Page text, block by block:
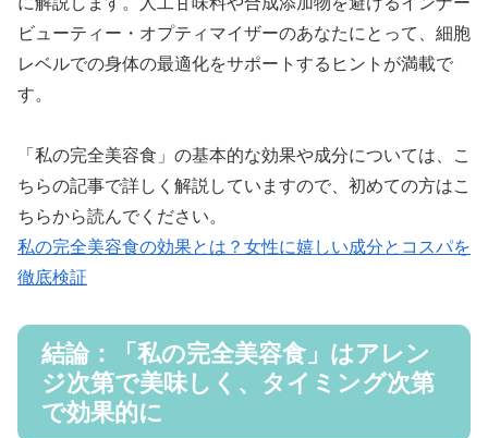
ビューティー・オプティマイザーのあなたにとって、細胞
レベルでの身体の最適化をサポートするヒントが満載で
す。
「私の完全美容食」の基本的な効果や成分については、こ
ちらの記事で詳しく解説していますので、初めての方はこ
ちらから読んでください。
私の完全美容食の効果とは？女性に嬉しい成分とコスパを
徹底検証
結論：「私の完全美容食」はアレン
ジ次第で美味しく、タイミング次第
で効果的に